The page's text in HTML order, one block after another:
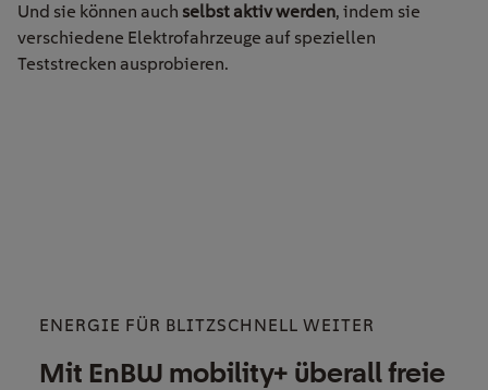
Und sie können auch selbst aktiv werden, indem sie
verschiedene Elektrofahrzeuge auf speziellen
Teststrecken ausprobieren.
ENERGIE FÜR BLITZSCHNELL WEITER
Mit EnBW mobility+ überall freie